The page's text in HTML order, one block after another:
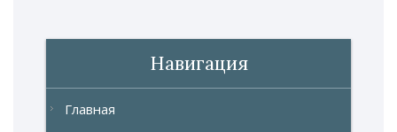
Навигация
Главная